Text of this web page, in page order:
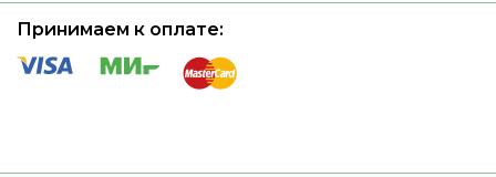
Принимаем к оплате: